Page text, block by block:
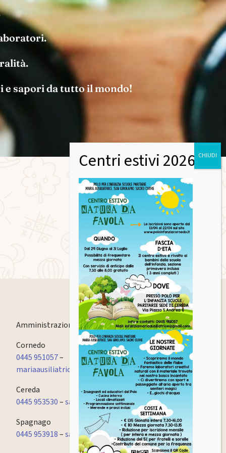
e sapori da tutto il mondo!
Amministrazione 0445 951057
Cornedo
0445 951057–
mariaausiliatrice.cornedo@fismvicenzapec.it
Cereda
0445 953530–sacrocuore.cornedo@fismvicenzapec.it
Spagnago
0445 953918–sangirolamo.cornedo@fismvicenzapec.it